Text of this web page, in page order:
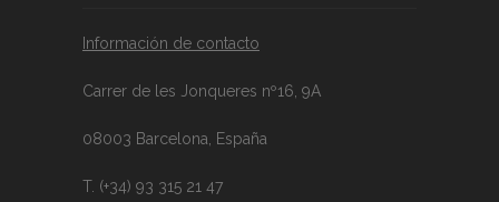
Información de contacto
Carrer de les Jonqueres nº16, 9A
08003 Barcelona, España
T. (+34) 93 315 21 47